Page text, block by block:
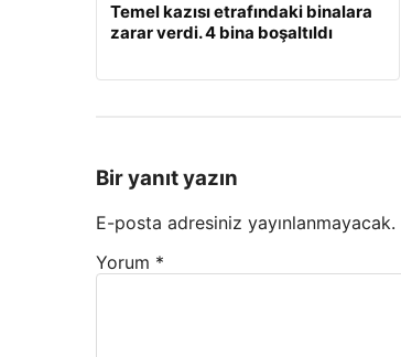
Temel kazısı etrafındaki binalara
zarar verdi. 4 bina boşaltıldı
Bir yanıt yazın
E-posta adresiniz yayınlanmayacak.
Yorum *